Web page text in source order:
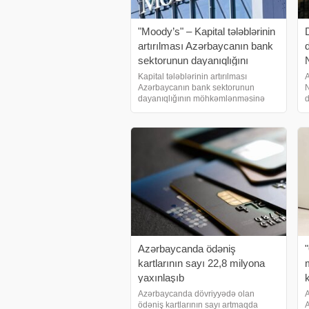
"Moody’s" – Kapital tələblərinin
artırılması Azərbaycanın bank
sektorunun dayanıqlığını
möhkəmləndirib
Kapital tələblərinin artırılması
Azərbaycanın bank sektorunun
dayanıqlığının möhkəmlənməsinə
Agentliyin məlumatına görə,
Azərbaycand
Azərbaycanda ödəniş
kartlarının sayı 22,8 milyona
yaxınlaşıb
Azərbaycanda dövriyyədə olan
ödəniş kartlarının sayı artmaqda